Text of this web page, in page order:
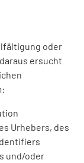
oder
ersucht
Urhebers, des
und/oder